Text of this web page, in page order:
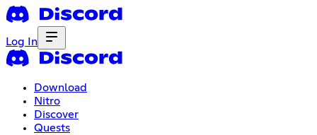
Log In
Download
Nitro
Discover
Quests